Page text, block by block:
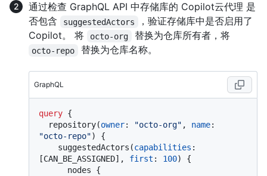
通过检查 GraphQL API 中存储库的 Copilot云代理 是
否包含
suggestedActors
，验证存储库中是否启用了
Copilot。 将
octo-org 替换为仓库所有者，将
octo-repo 替换为仓库名称。
GraphQL
query {
  repository
(owner: "octo-org" , name:
"octo-repo")
{
    suggestedActors
(capabilities :
[CAN_BE_ASSIGNED] , first : 100)
{
      nodes
{